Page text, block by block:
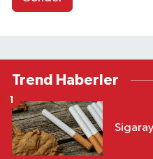
Trend Haberler
1